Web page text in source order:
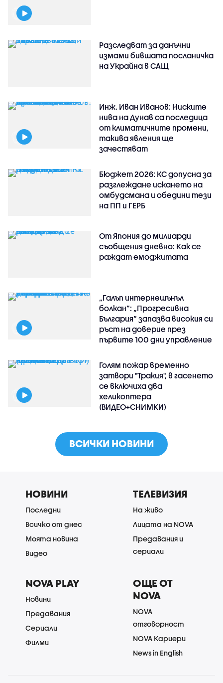
Разследват за данъчни
измами бившата посланичка
на Украйна в САЩ
Инж. Иван Иванов: Ниските
нива на Дунав са последица
от климатичните промени,
такива явления ще
зачестяват
Бюджет 2026: КС допусна за
разглеждане искането на
омбудсмана и обедини тези
на ПП и ГЕРБ
От Япония до милиарди
съобщения дневно: Как се
раждат емоджитата
„Галъп интернешънъл
болкан“: „Прогресивна
България“ запазва високия си
ръст на доверие през
първите 100 дни управление
Голям пожар временно
затвори "Тракия", в гасенето
се включиха два
хеликоптера
(ВИДЕО+СНИМКИ)
ВСИЧКИ НОВИНИ
НОВИНИ
Последни
Всичко от днес
Моята новина
Видео
ТЕЛЕВИЗИЯ
На живо
Лицата на NOVA
Предавания и
сериали
NOVA PLAY
Новини
Предавания
Сериали
Филми
ОЩЕ ОТ
NOVA
NOVA
отговорност
NOVA Кариери
News in English